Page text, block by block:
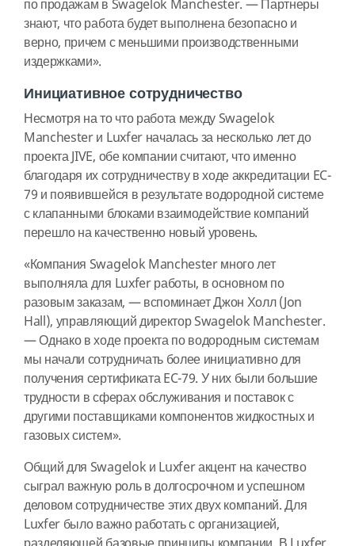
по продажам в Swagelok Manchester. — Партнеры
знают, что работа будет выполнена безопасно и
верно, причем с меньшими производственными
издержками».
Инициативное сотрудничество
Несмотря на то что работа между Swagelok
Manchester и Luxfer началась за несколько лет до
проекта JIVE, обе компании считают, что именно
благодаря их сотрудничеству в ходе аккредитации EC-
79 и появившейся в результате водородной системе
с клапанными блоками взаимодействие компаний
перешло на качественно новый уровень.
«Компания Swagelok Manchester много лет
выполняла для Luxfer работы, в основном по
разовым заказам, — вспоминает Джон Холл (Jon
Hall), управляющий директор Swagelok Manchester.
— Однако в ходе проекта по водородным системам
мы начали сотрудничать более инициативно для
получения сертификата EC-79. У них были большие
трудности в сферах обслуживания и поставок с
другими поставщиками компонентов жидкостных и
газовых систем».
Общий для Swagelok и Luxfer акцент на качество
сыграл важную роль в долгосрочном и успешном
деловом сотрудничестве этих двух компаний. Для
Luxfer было важно работать с организацией,